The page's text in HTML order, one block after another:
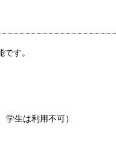
す。
生は利用不可）